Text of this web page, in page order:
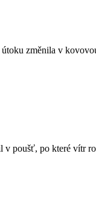
útoku změnila v
v poušť, po které vítr